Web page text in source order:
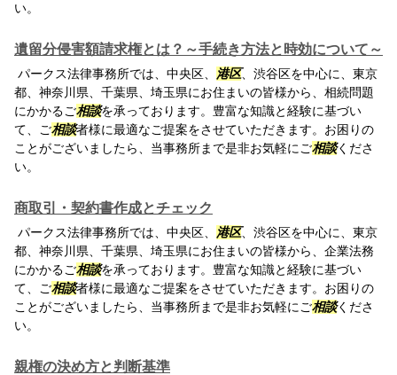
い。
遺留分侵害額請求権とは？～手続き方法と時効について～
パークス法律事務所では、中央区、 港区、渋谷区を中心に、東京
都、神奈川県、千葉県、埼玉県にお住まいの皆様から、相続問題
にかかるご相談を承っております。豊富な知識と経験に基づい
て、ご相談者様に最適なご提案をさせていただきます。お困りの
ことがございましたら、当事務所まで是非お気軽にご相談くださ
い。
商取引・契約書作成とチェック
パークス法律事務所では、中央区、 港区、渋谷区を中心に、東京
都、神奈川県、千葉県、埼玉県にお住まいの皆様から、企業法務
にかかるご相談を承っております。豊富な知識と経験に基づい
て、ご相談者様に最適なご提案をさせていただきます。お困りの
ことがございましたら、当事務所まで是非お気軽にご相談くださ
い。
親権の決め方と判断基準